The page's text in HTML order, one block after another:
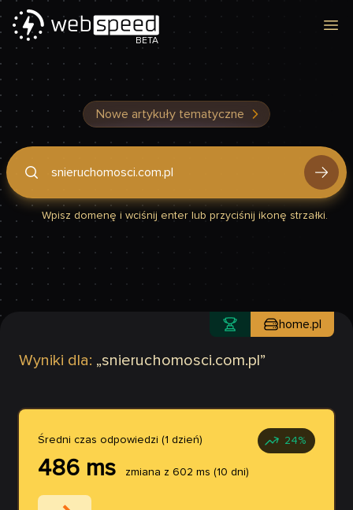
BETA
Nowe artykuły tematyczne
Podaj domenę, by sprawdzić, czy Twoja strona jest szybka
Wpisz domenę i wciśnij enter lub przyciśnij ikonę strzałki.
Wyniki dla: „snieruchomosci.com.pl ”
home.pl
Średni czas odpowiedzi (1 dzień) 24%
486 ms zmiana z 602 ms (10 dni)